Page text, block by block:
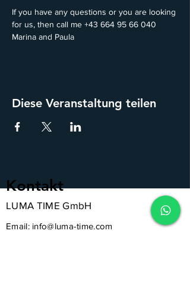
If you have any questions or you are looking
for us, then call me +43 664 95 66 040
Marina and Paula
Diese Veranstaltung teilen
Kontakt
LUMA TIME GmbH
Email: info@luma-time.com